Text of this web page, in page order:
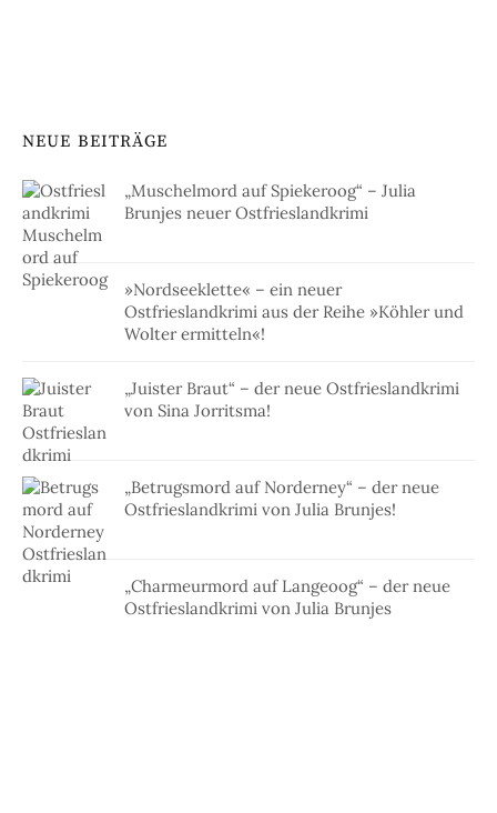
NEUE BEITRÄGE
„Muschelmord auf Spiekeroog“ – Julia
Brunjes neuer Ostfrieslandkrimi
»Nordseeklette« – ein neuer
Ostfrieslandkrimi aus der Reihe »Köhler und
Wolter ermitteln«!
„Juister Braut“ – der neue Ostfrieslandkrimi
von Sina Jorritsma!
„Betrugsmord auf Norderney“ – der neue
Ostfrieslandkrimi von Julia Brunjes!
„Charmeurmord auf Langeoog“ – der neue
Ostfrieslandkrimi von Julia Brunjes